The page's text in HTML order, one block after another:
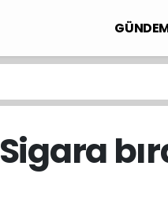
Sigara